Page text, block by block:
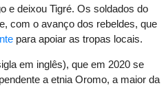
e deixou Tigré. Os soldados do
com o avanço dos rebeldes, que
para apoiar as tropas locais.
em inglês), que em 2020 se
a etnia Oromo, a maior da